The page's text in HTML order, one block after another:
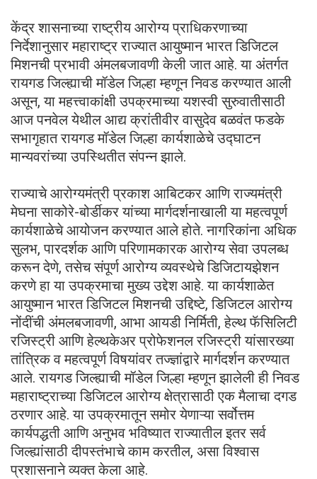
केंद्र शासनाच्या राष्ट्रीय आरोग्य प्राधिकरणाच्या
निर्देशानुसार महाराष्ट्र राज्यात आयुष्मान भारत डिजिटल
मिशनची प्रभावी अंमलबजावणी केली जात आहे. या अंतर्गत
रायगड जिल्ह्याची मॉडेल जिल्हा म्हणून निवड करण्यात आली
असून, या महत्त्वाकांक्षी उपक्रमाच्या यशस्वी सुरुवातीसाठी
आज पनवेल येथील आद्य क्रांतीवीर वासुदेव बळवंत फडके
सभागृहात रायगड मॉडेल जिल्हा कार्यशाळेचे उद्घाटन
मान्यवरांच्या उपस्थितीत संपन्न झाले.
राज्याचे आरोग्यमंत्री प्रकाश आबिटकर आणि राज्यमंत्री
मेघना साकोरे-बोर्डीकर यांच्या मार्गदर्शनाखाली या महत्वपूर्ण
कार्यशाळेचे आयोजन करण्यात आले होते. नागरिकांना अधिक
सुलभ, पारदर्शक आणि परिणामकारक आरोग्य सेवा उपलब्ध
करून देणे, तसेच संपूर्ण आरोग्य व्यवस्थेचे डिजिटायझेशन
करणे हा या उपक्रमाचा मुख्य उद्देश आहे. या कार्यशाळेत
आयुष्मान भारत डिजिटल मिशनची उद्दिष्टे, डिजिटल आरोग्य
नोंदींची अंमलबजावणी, आभा आयडी निर्मिती, हेल्थ फॅसिलिटी
रजिस्ट्री आणि हेल्थकेअर प्रोफेशनल रजिस्ट्री यांसारख्या
तांत्रिक व महत्वपूर्ण विषयांवर तज्ज्ञांद्वारे मार्गदर्शन करण्यात
आले. रायगड जिल्ह्याची मॉडेल जिल्हा म्हणून झालेली ही निवड
महाराष्ट्राच्या डिजिटल आरोग्य क्षेत्रासाठी एक मैलाचा दगड
ठरणार आहे. या उपक्रमातून समोर येणाऱ्या सर्वोत्तम
कार्यपद्धती आणि अनुभव भविष्यात राज्यातील इतर सर्व
जिल्ह्यांसाठी दीपस्तंभाचे काम करतील, असा विश्वास
प्रशासनाने व्यक्त केला आहे.